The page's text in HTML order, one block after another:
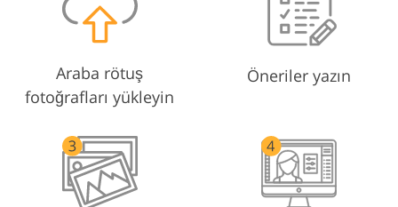
Araba rötuş
fotoğrafları yükleyin
Öneriler yazın